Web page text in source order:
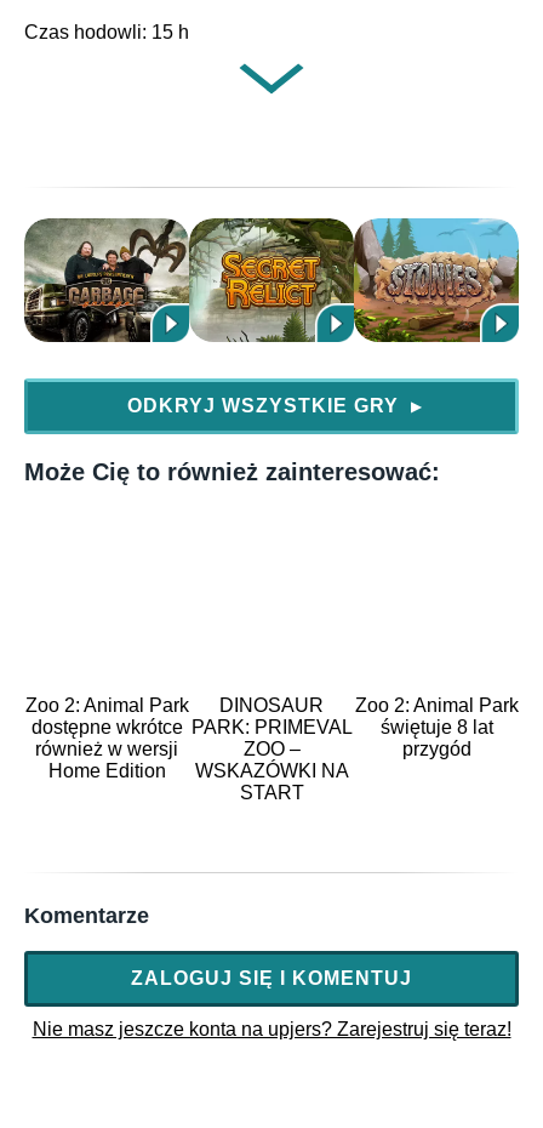
Czas hodowli: 15 h
Dostępność: zwierzak eventowy Boże Narodzenie 2021
Zabawka: pień
Ilość maks. 6/ wybieg
Czas hodowli: 13 h
Ilość maks. 6/ wybieg
Szansa hodowli: 2%
Poziom: 42
Dostępność: event (letni 2021)
ODKRYJ WSZYSTKIE GRY ▶
Może Cię to również zainteresować:
Zoo 2: Animal Park
dostępne wkrótce
również w wersji
Home Edition
DINOSAUR
PARK: PRIMEVAL
ZOO –
WSKAZÓWKI NA
START
Zoo 2: Animal Park
świętuje 8 lat
przygód
Komentarze
ZALOGUJ SIĘ I KOMENTUJ
Nie masz jeszcze konta na upjers? Zarejestruj się teraz!